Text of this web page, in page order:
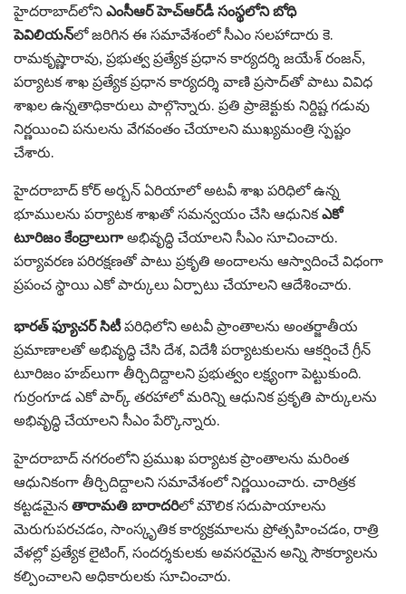
హైదరాబాద్‌లోనిఎంసీఆర్ హెచ్ఆర్‌డీ సంస్థలోని బోధి
పెవిలియన్లో జరిగిన ఈ సమావేశంలో సీఎం సలహాదారు కె.
రామకృష్ణారావు, ప్రభుత్వ ప్రత్యేక ప్రధాన కార్యదర్శి జయేశ్ రంజన్,
పర్యాటక శాఖ ప్రత్యేక ప్రధాన కార్యదర్శి వాణి ప్రసాద్‌తో పాటు వివిధ
శాఖల ఉన్నతాధికారులు పాల్గొన్నారు. ప్రతి ప్రాజెక్టుకు నిర్దిష్ట గడువు
నిర్ణయించి పనులను వేగవంతం చేయాలని ముఖ్యమంత్రి స్పష్టం
చేశారు.
హైదరాబాద్ కోర్ అర్బన్ ఏరియాలో అటవీ శాఖ పరిధిలో ఉన్న
భూములను పర్యాటక శాఖతో సమన్వయం చేసి ఆధునికఎకో
టూరిజం కేంద్రాలుగాఅభివృద్ధి చేయాలని సీఎం సూచించారు.
పర్యావరణ పరిరక్షణతో పాటు ప్రకృతి అందాలను ఆస్వాదించే విధంగా
ప్రపంచ స్థాయి ఎకో పార్కులు ఏర్పాటు చేయాలని ఆదేశించారు.
భారత్ ఫ్యూచర్ సిటీపరిధిలోని అటవీ ప్రాంతాలను అంతర్జాతీయ
ప్రమాణాలతో అభివృద్ధి చేసి దేశ, విదేశీ పర్యాటకులను ఆకర్షించే గ్రీన్
టూరిజం హబ్‌లుగా తీర్చిదిద్దాలని ప్రభుత్వం లక్ష్యంగా పెట్టుకుంది.
గుర్రంగూడ ఎకో పార్క్ తరహాలో మరిన్ని ఆధునిక ప్రకృతి పార్కులను
అభివృద్ధి చేయాలని సీఎం పేర్కొన్నారు.
హైదరాబాద్ నగరంలోని ప్రముఖ పర్యాటక ప్రాంతాలను మరింత
ఆధునికంగా తీర్చిదిద్దాలని సమావేశంలో నిర్ణయించారు. చారిత్రక
కట్టడమైనతారామతి బారాదరిలో మౌలిక సదుపాయాలను
మెరుగుపరచడం, సాంస్కృతిక కార్యక్రమాలను ప్రోత్సహించడం, రాత్రి
వేళల్లో ప్రత్యేక లైటింగ్, సందర్శకులకు అవసరమైన అన్ని సౌకర్యాలను
కల్పించాలని అధికారులకు సూచించారు.